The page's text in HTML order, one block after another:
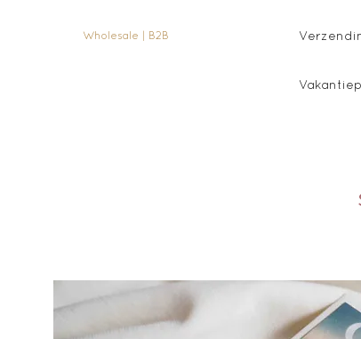
Wholesale | B2B